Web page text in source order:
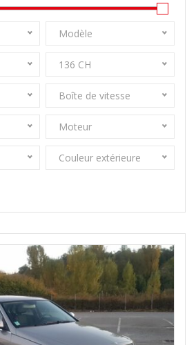
Modèle
136 CH
Boîte de vitesse
Moteur
Couleur extérieure